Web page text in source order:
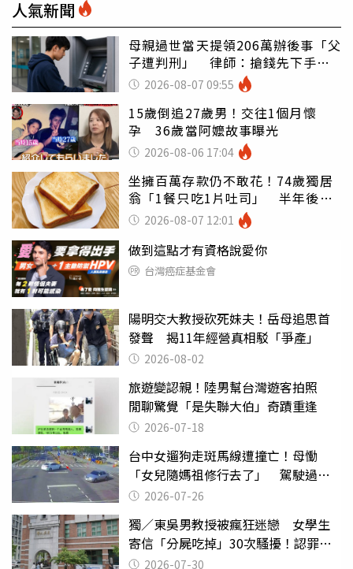
人氣新聞
母親過世當天提領206萬辦後事「父
子遭判刑」 律師：搶錢先下手是
罪 2026-08-07 09:55
15歲倒追27歲男！交往1個月懷
孕 36歲當阿嬤故事曝光
2026-08-06 17:04
坐擁百萬存款仍不敢花！74歲獨居
翁「1餐只吃1片吐司」 半年後暴
瘦嚇壞女兒
2026-08-07 12:01
做到這點才有資格說愛你
台灣癌症基金會
陽明交大教授砍死妹夫！岳母追思首
發聲 揭11年經營真相駁「爭產」
2026-08-02
旅遊變認親！陸男幫台灣遊客拍照
閒聊驚覺「是失聯大伯」奇蹟重逢
2026-07-18
台中女遛狗走斑馬線遭撞亡！母慟
「女兒隨媽祖修行去了」 駕駛過失
致死判9月
2026-07-26
獨／東吳男教授被瘋狂迷戀 女學生
寄信「分屍吃掉」30次騷擾！認罪免
關 2026-07-30